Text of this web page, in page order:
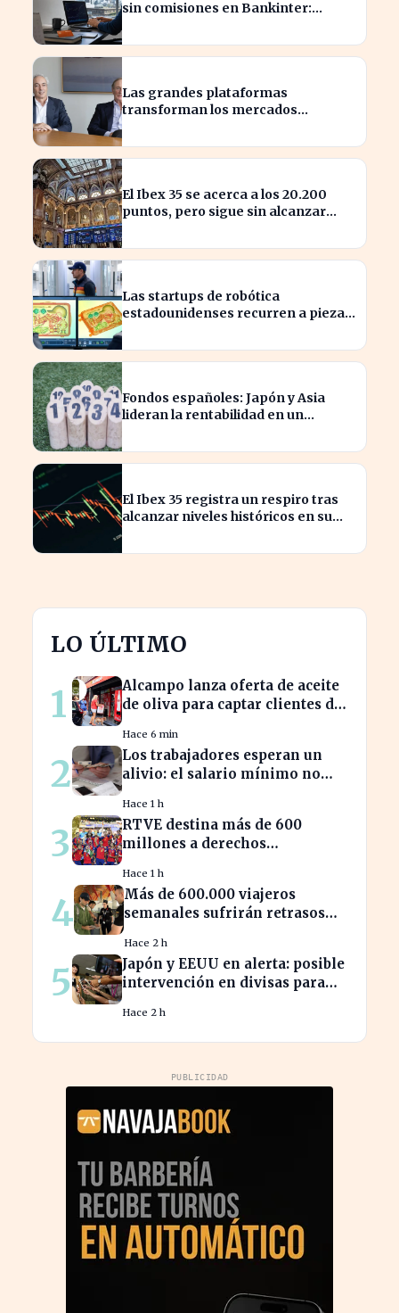
sin comisiones en Bankinter:
internacional
Las grandes plataformas
transforman los mercados
competencia
El Ibex 35 se acerca a los 20.200
puntos, pero sigue sin alcanzar
Las startups de robótica
estadounidenses recurren a piezas
Fondos españoles: Japón y Asia
lideran la rentabilidad en un
El Ibex 35 registra un respiro tras
alcanzar niveles históricos en su
LO ÚLTIMO
1
Alcampo lanza oferta de aceite
de oliva para captar clientes de
Hace 6 min
2
Los trabajadores esperan un
alivio: el salario mínimo no
Hace 1 h
3
RTVE destina más de 600
millones a derechos
programación futura
Hace 1 h
4
Más de 600.000 viajeros
semanales sufrirán retrasos
Italia
Hace 2 h
5
Japón y EEUU en alerta: posible
intervención en divisas para
Hace 2 h
PUBLICIDAD